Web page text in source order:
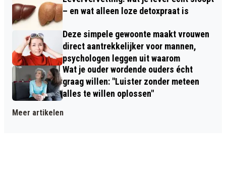
– en wat alleen loze detoxpraat is
Deze simpele gewoonte maakt vrouwen
direct aantrekkelijker voor mannen,
psychologen leggen uit waarom
Wat je ouder wordende ouders écht
graag willen: "Luister zonder meteen
alles te willen oplossen"
Meer artikelen